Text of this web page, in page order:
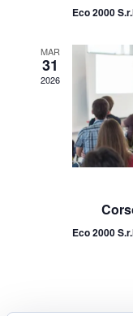
Eco 2000
MAR
31
2026
Eco 2000